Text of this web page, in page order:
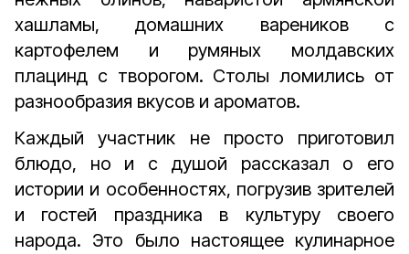
хашламы, домашних вареников с
картофелем и румяных молдавских
плацинд с творогом. Столы ломились от
разнообразия вкусов и ароматов.
Каждый участник не просто приготовил
блюдо, но и с душой рассказал о его
истории и особенностях, погрузив зрителей
и гостей праздника в культуру своего
народа. Это было настоящее кулинарное